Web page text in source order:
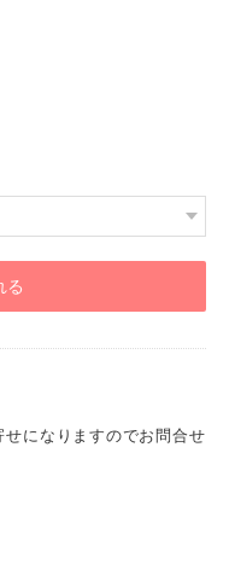
る
になりますのでお問合せ